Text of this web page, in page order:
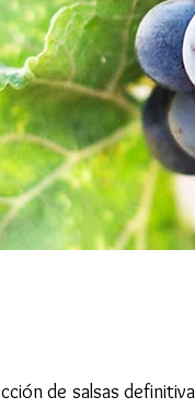
de salsas